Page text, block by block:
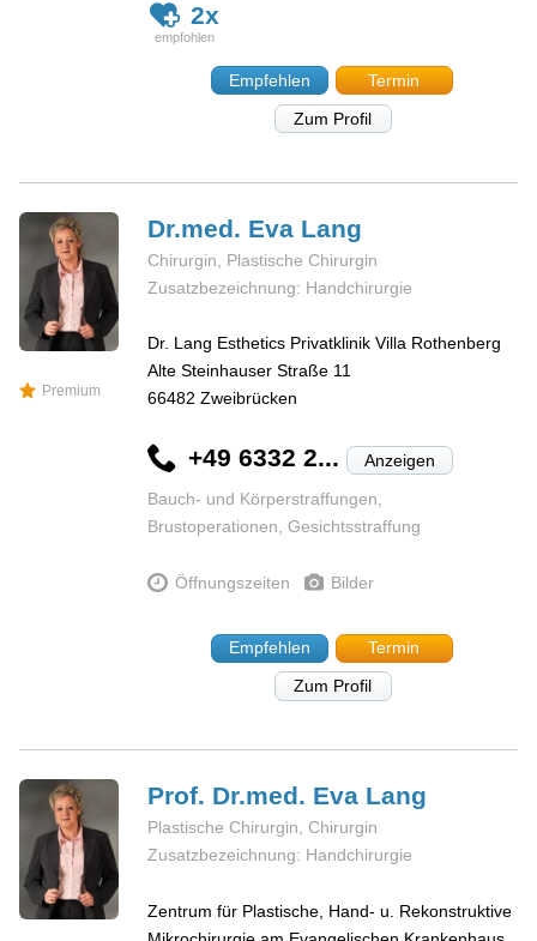
2x
Empfehlen
Termin
Zum Profil
Premium
Dr.med. Eva Lang
Chirurgin, Plastische Chirurgin
Zusatzbezeichnung: Handchirurgie
Dr. Lang Esthetics Privatklinik Villa Rothenberg
Alte Steinhauser Straße 11
66482 Zweibrücken
+49 6332 2... Anzeigen
Bauch- und Körperstraffungen,
Brustoperationen, Gesichtsstraffung
Öffnungszeiten Bilder
Empfehlen
Termin
Zum Profil
Prof. Dr.med. Eva Lang
Plastische Chirurgin, Chirurgin
Zusatzbezeichnung: Handchirurgie
Zentrum für Plastische, Hand- u. Rekonstruktive